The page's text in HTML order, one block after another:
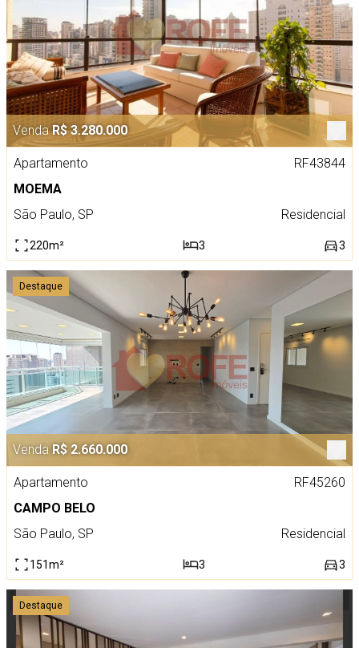
Venda R$ 3.280.000
Apartamento
RF43844
MOEMA
São Paulo, SP
Residencial
220m² 3 3
Destaque
Venda R$ 2.660.000
Apartamento
RF45260
CAMPO BELO
São Paulo, SP
Residencial
151m² 3 3
Destaque